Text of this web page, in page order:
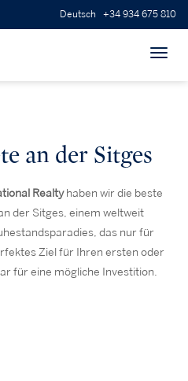
Deutsch +34 934 675 810
an der Sitges
Realtyhaben wir die beste
der Sitges, einem weltweit
das nur für
Ziel für Ihren ersten oder
für eine mögliche Investition.